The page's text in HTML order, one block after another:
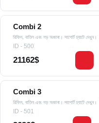
Combi 2
রিফিল, বাতিল এবং গড় অজানা। সাপোর্ট চ্যাটে দেখুন।
ID - 500
21162$
Combi 3
রিফিল, বাতিল এবং গড় অজানা। সাপোর্ট চ্যাটে দেখুন।
ID - 501